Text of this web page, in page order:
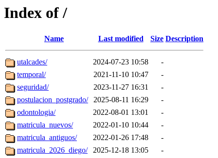
Index of /
Name Last modified Size Description
utalcades/ 2024-07-23 10:58
-
temporal/
2021-11-10 10:47
-
seguridad/
2023-11-27 16:31
-
postulacion_postgrado/
2025-08-11 16:29
-
odontologia/
2022-08-01 13:01
-
matricula_nuevos/
2022-01-10 10:44
-
matricula_antiguos/
2022-01-26 17:48
-
matricula_2026_diego/
2025-12-18 13:05
-